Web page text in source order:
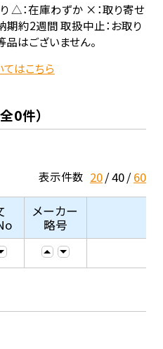
△：在庫わずか ×：取り寄せ
約2週間 取扱中止：お取り
品はございません。
はこちら
0件）
表示件数 20 40 60
メーカー
略号